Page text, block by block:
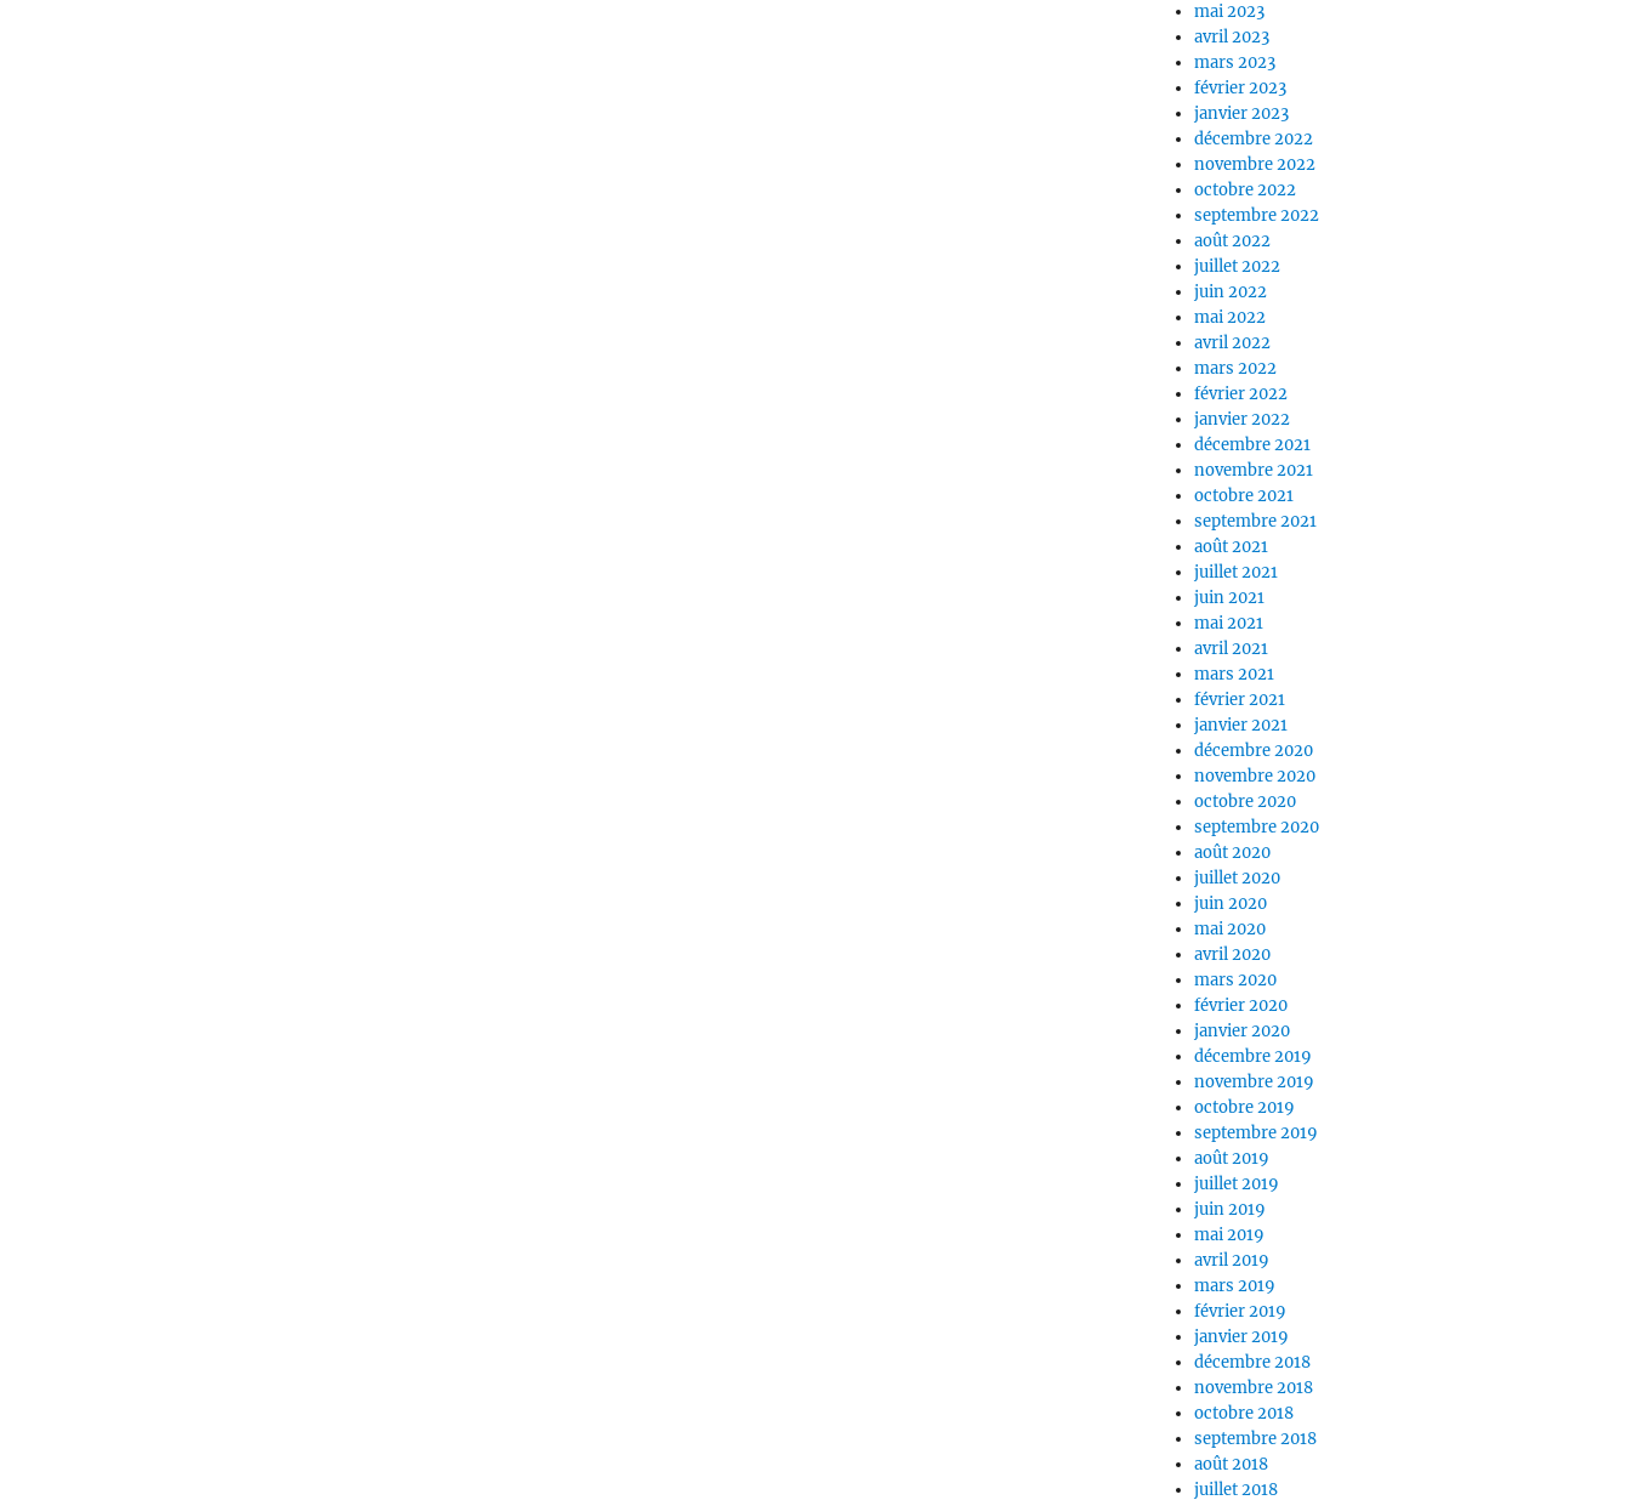
mai 2023
avril 2023
mars 2023
février 2023
janvier 2023
décembre 2022
novembre 2022
octobre 2022
septembre 2022
août 2022
juillet 2022
juin 2022
mai 2022
avril 2022
mars 2022
février 2022
janvier 2022
décembre 2021
novembre 2021
octobre 2021
septembre 2021
août 2021
juillet 2021
juin 2021
mai 2021
avril 2021
mars 2021
février 2021
janvier 2021
décembre 2020
novembre 2020
octobre 2020
septembre 2020
août 2020
juillet 2020
juin 2020
mai 2020
avril 2020
mars 2020
février 2020
janvier 2020
décembre 2019
novembre 2019
octobre 2019
septembre 2019
août 2019
juillet 2019
juin 2019
mai 2019
avril 2019
mars 2019
février 2019
janvier 2019
décembre 2018
novembre 2018
octobre 2018
septembre 2018
août 2018
juillet 2018